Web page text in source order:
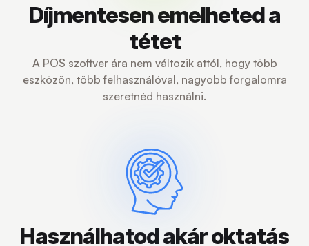
Díjmentesen emelheted a
tétet
A POS szoftver ára nem változik attól, hogy több
eszközön, több felhasználóval, nagyobb forgalomra
szeretnéd használni.
Használhatod akár oktatás